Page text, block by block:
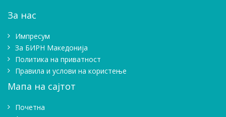
За нас
Импресум
Зa БИРН Македонија
Политика на приватност
Правила и услови на користење
Мапа на сајтот
Почетна